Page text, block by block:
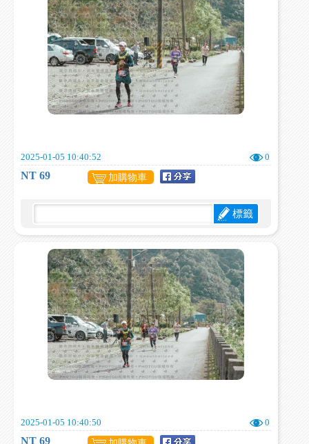
2025-01-05 10:40:52 0
NT 69 加購物車
標籤
2025-01-05 10:40:50 0
NT 69